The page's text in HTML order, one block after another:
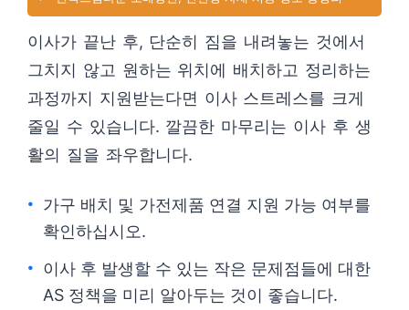
이사가 끝난 후, 단순히 짐을 내려놓는 것에서
그치지 않고 원하는 위치에 배치하고 정리하는
과정까지 지원받는다면 이사 스트레스를 크게
줄일 수 있습니다. 깔끔한 마무리는 이사 후 생
활의 질을 좌우합니다.
가구 배치 및 가전제품 연결 지원 가능 여부를
확인하십시오.
이사 후 발생할 수 있는 작은 문제점들에 대한
AS 정책을 미리 알아두는 것이 좋습니다.